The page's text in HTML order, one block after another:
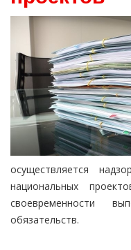
осуществляется
национальных
своевременности
обязательств.